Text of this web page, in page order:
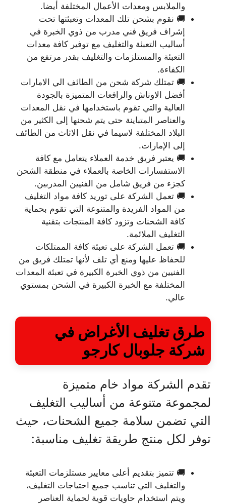
والملابس ومعدات الأعمال المختلفة أيضا.
🚚 نقوم بشحن تلك المعدات وتعبئتها تحت
إشراف فريق فني مدرب من ذوي الخبرة في
أساليب التعبئة والتغليف مع توفير كافة معدات
التعبئة والمستلزمات والتغليف بقدر مرتفع من
الكفاءة.
🚚 تمتلك شركة شحن من الطائف الي الامارات
أفضل الاوناش والرافعات المتميزة بالجودة
العالية والتي تقوم باستخدامها في نقل المعدات
والعناصر المتباينة حتى يتم شحنها إلى الكثير من
البلاد المختلفة لاسيما في نقل الاثاث من الطائف
إلى الإمارات.
🚚 يعتبر فريق خدمة العملاء يتعامل مع كافة
الاستفسارات الخاصة بالعملاء في منطقة الشحن
كجزء من فريق شامل من الفنيين المدربين.
🚚 تعمل الشركة على توريد كافة مواد التغليف
من المواد الفريدة والمتنوعة التي تقوم بحماية
كافة الشحنات وتزود كافة المنتجات بتقنية
التغليف الملائمة.
🚚 تعمل الشركة على تعبئة كافة الممتلكات
للحفاظ عليها ومنع أي تلف لأنها تمتلك فريق من
الفنيين من ذوي الخبرة الكبيرة في تعبئة المعدات
المختلفة مع الخبرة الكبيرة في الشحن بمستوي
عالي.
طرق تغليف الأغراض في
شركة جلوبال كارجو
تقدم الشركة مواد خام متميزة
لمجموعة متنوعة من أساليب التغليف
التي تضمن سلامة جميع الشحنات، حيث
توفر لكل منتج طريقة تغليف مناسبة:
🚚 تتميز بتقديم أعلى معايير مستلزمات التعبئة
والتغليف التي تناسب جميع احتياجات التغليف،
ويتم استخدام حاويات قوية لحماية العناصر